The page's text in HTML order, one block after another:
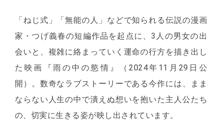
「ねじ式」「無能の人」などで知られる伝説の漫画
家・つげ義春の短編作品を起点に、3人の男女の出
会いと、複雑に絡まっていく運命の行方を描き出し
た映画『雨の中の慾情』（2024年11月29日公
開）。数奇なラブストーリーである今作には、まま
ならない人生の中で潰えぬ想いを抱いた主人公たち
の、切実に生きる姿が映し出されています。